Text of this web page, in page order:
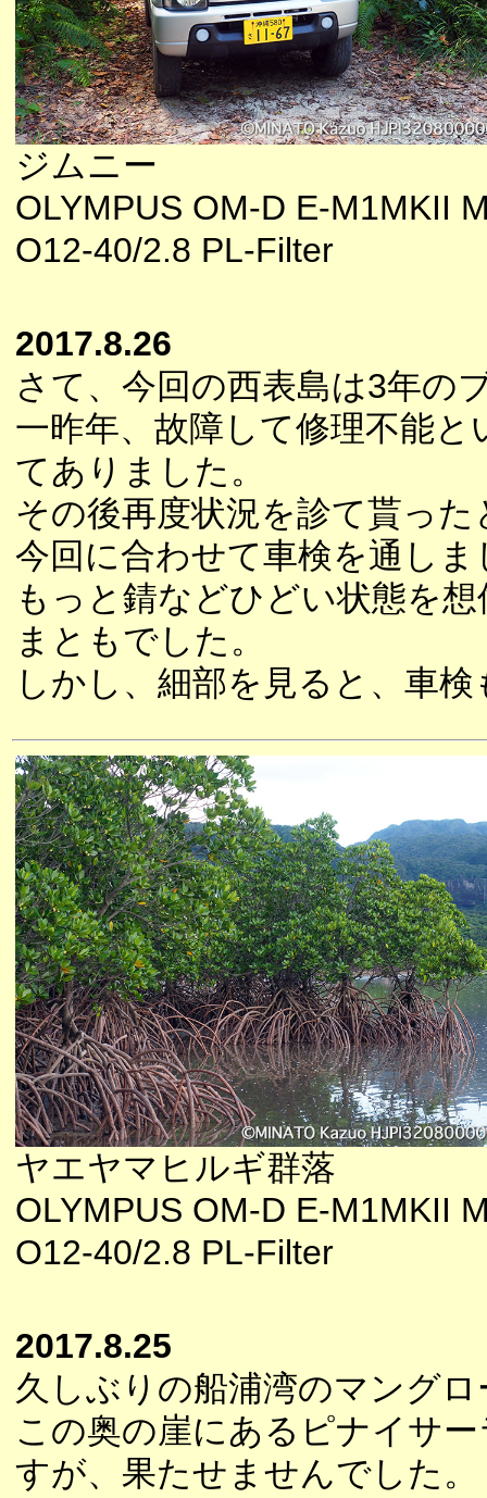
ジムニー
OLYMPUS OM-D E-M1MKII
O12-40/2.8 PL-Filter
2017.8.26
さて、今回の西表島は3年の
一昨年、故障して修理不能
てありました。
その後再度状況を診て貰っ
今回に合わせて車検を通しま
もっと錆などひどい状態を
まともでした。
しかし、細部を見ると、車
ヤエヤマヒルギ群落
OLYMPUS OM-D E-M1MKII
O12-40/2.8 PL-Filter
2017.8.25
久しぶりの船浦湾のマング
この奥の崖にあるピナイサ
すが、果たせませんでした。